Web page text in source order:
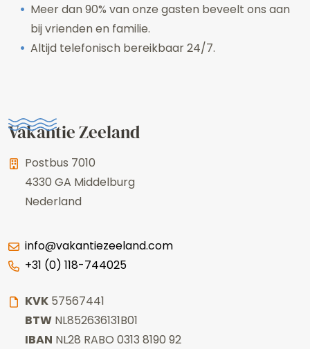
Meer dan 90% van onze gasten beveelt ons aan
bij vrienden en familie.
Altijd telefonisch bereikbaar 24/7.
Vakantie Zeeland
Postbus 7010
4330 GA Middelburg
Nederland
info@vakantiezeeland.com
+31 (0) 118-744025
KVK 57567441
BTW NL852636131B01
IBAN NL28 RABO 0313 8190 92